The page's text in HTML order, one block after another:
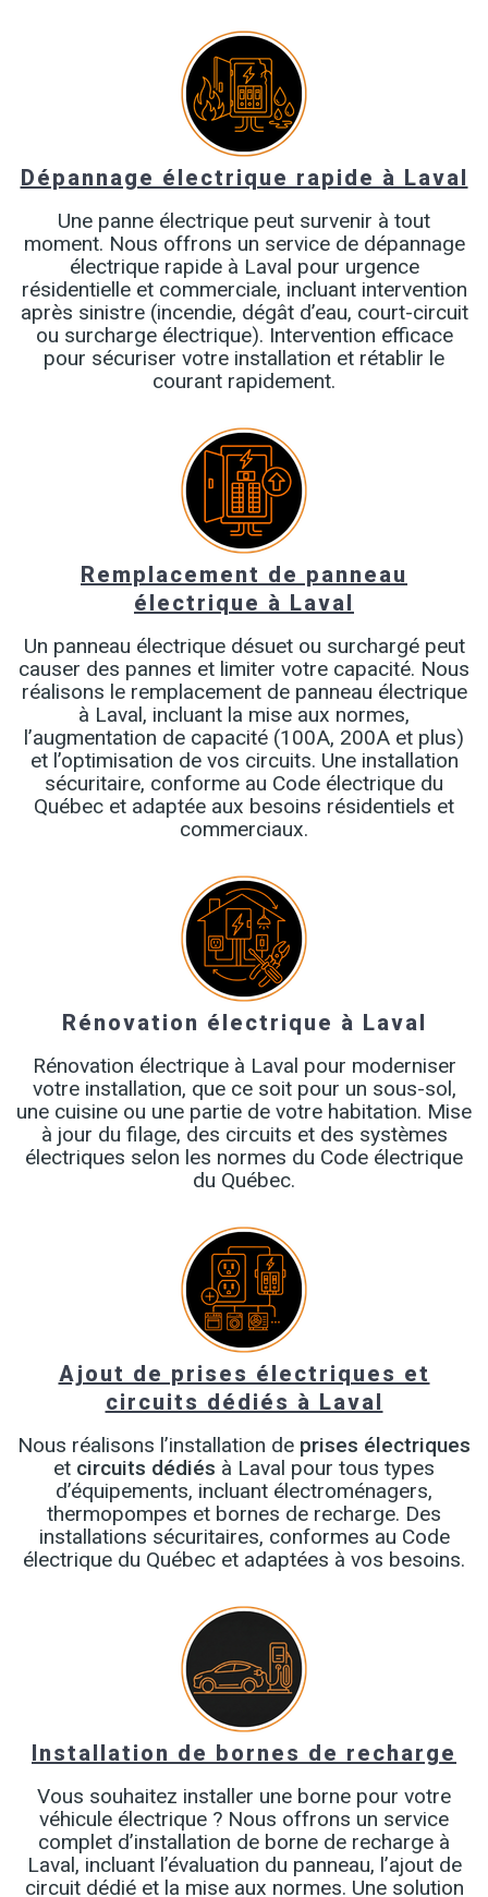
Dépannage électrique rapide à Laval
Une panne électrique peut survenir à tout
moment. Nous offrons un service de dépannage
électrique rapide à Laval pour urgence
résidentielle et commerciale, incluant intervention
après sinistre (incendie, dégât d’eau, court-circuit
ou surcharge électrique). Intervention efficace
pour sécuriser votre installation et rétablir le
courant rapidement.
Remplacement de panneau
électrique à Laval
Un panneau électrique désuet ou surchargé peut
causer des pannes et limiter votre capacité. Nous
réalisons le remplacement de panneau électrique
à Laval, incluant la mise aux normes,
l’augmentation de capacité (100A, 200A et plus)
et l’optimisation de vos circuits. Une installation
sécuritaire, conforme au Code électrique du
Québec et adaptée aux besoins résidentiels et
commerciaux.
Rénovation électrique à Laval
Rénovation électrique à Laval pour moderniser
votre installation, que ce soit pour un sous-sol,
une cuisine ou une partie de votre habitation. Mise
à jour du filage, des circuits et des systèmes
électriques selon les normes du Code électrique
du Québec.
Ajout de prises électriques et
circuits dédiés à Laval
Nous réalisons l’installation de prises électriques
et circuits dédiés à Laval pour tous types
d’équipements, incluant électroménagers,
thermopompes et bornes de recharge. Des
installations sécuritaires, conformes au Code
électrique du Québec et adaptées à vos besoins.
Installation de bornes de recharge
Vous souhaitez installer une borne pour votre
véhicule électrique ? Nous offrons un service
complet d’installation de borne de recharge à
Laval, incluant l’évaluation du panneau, l’ajout de
circuit dédié et la mise aux normes. Une solution